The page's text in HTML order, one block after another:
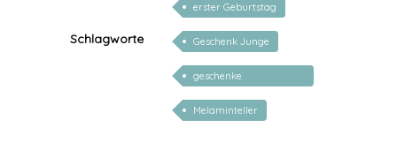
Schlagworte
erster Geburtstag
Geschenk Junge
geschenke
personalisiert kinder
Melaminteller